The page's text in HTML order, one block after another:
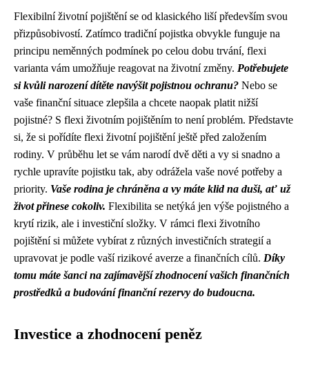
Flexibilní životní pojištění se od klasického liší především svou
přizpůsobivostí. Zatímco tradiční pojistka obvykle funguje na
principu neměnných podmínek po celou dobu trvání, flexi
varianta vám umožňuje reagovat na životní změny. Potřebujete
si kvůli narození dítěte navýšit pojistnou ochranu? Nebo se
vaše finanční situace zlepšila a chcete naopak platit nižší
pojistné? S flexi životním pojištěním to není problém. Představte
si, že si pořídíte flexi životní pojištění ještě před založením
rodiny. V průběhu let se vám narodí dvě děti a vy si snadno a
rychle upravíte pojistku tak, aby odrážela vaše nové potřeby a
priority. Vaše rodina je chráněna a vy máte klid na duši, ať už
život přinese cokoliv. Flexibilita se netýká jen výše pojistného a
krytí rizik, ale i investiční složky. V rámci flexi životního
pojištění si můžete vybírat z různých investičních strategií a
upravovat je podle vaší rizikové averze a finančních cílů. Díky
tomu máte šanci na zajímavější zhodnocení vašich finančních
prostředků a budování finanční rezervy do budoucna.
Investice a zhodnocení peněz